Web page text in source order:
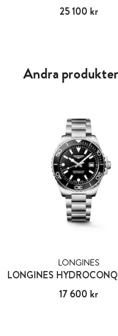
Pris:25 100 kr
25 100 kr
Andra
LONGINES
Pris: 17 600 kr
17 600 kr